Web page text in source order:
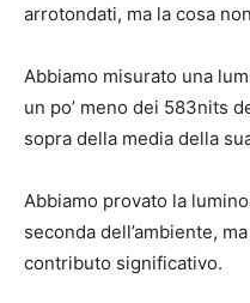
arrotondati, ma la cosa
Abbiamo misurato una
un po’ meno dei 583nits
sopra della media della
Abbiamo provato la
seconda dell’ambiente,
contributo significativo.